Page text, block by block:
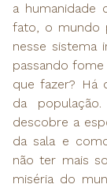
a humanidade
fato, o mundo
nesse sistema
passando fome
que fazer? Há
da
descobre a
da sala e
não ter mais
miséria do